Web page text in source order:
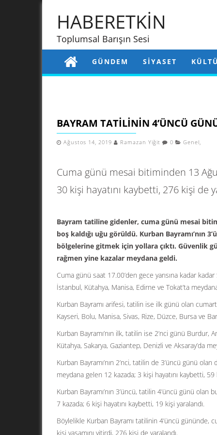
HABERETKİN
Toplumsal Barışın Sesi
GÜNDEM SIYASET
BAYRAM TATILININ 4’ÜNCÜ
Ağustos 14, 2019 Ramazan Yiğit 0 Genel,
Cuma günü mesai bitiminden 13
30 kişi hayatını kaybetti, 276 kişi de
Bayram tatiline gidenler, cuma günü mesai
boş kaldığı uğu görüldü. Kurban Bayramı’nın
bölgelerine gitmek için yollara çıktı. Güvenlik
rağmen yine kazalar meydana geldi.
Cuma günü saat 17.00’den gece yarısına kadar
İstanbul, Kütahya, Manisa, Edirne ve Tokat’ta
Kurban Bayramı arifesi, tatilin ise ilk günü olan
Kayseri, Bolu, Manisa, Sivas, Rize, Düzce, Bursa ve
Kurban Bayramı’nın ilk, tatilin ise 2’nci günü Burdur,
Kütahya, Sakarya, Gaziantep, Denizli ve Aksaray’da
Kurban Bayramı’nın 2’nci, tatilin de 3’üncü günü
meydana gelen 12 kazada; 3 kişi hayatını kaybetti, 59
Kurban Bayramı’nın 3’üncü, tatilin 4’üncü günü
7 kazada; 6 kişi hayatını kaybetti, 19 kişi yaralandı.
Böylelikle Kurban Bayramı tatilinin 4’üncü gününde,
kişi yaşamını yitirdi, 276 kişi de yaralandı.